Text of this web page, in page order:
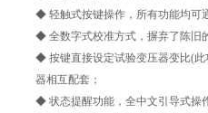
◆ 轻触式按键操作，所有功能均可
◆ 全数字式校准方式，摒弃了陈旧
◆ 按键直接设定试验变压器变比(此
器相互配套；
◆ 状态提醒功能，全中文引导式操